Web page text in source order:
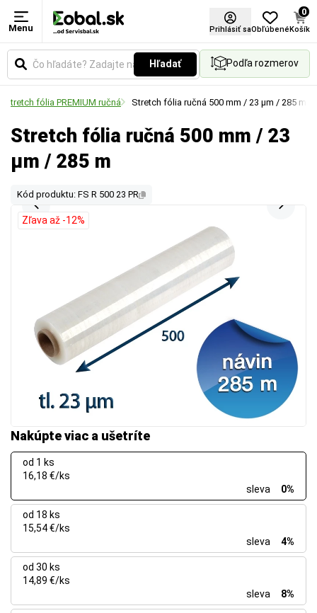
Menu Prihlásiť saObľúbené
0
Košík
Hľadať Podľa rozmerov
Stretch fólia PREMIUM ručná Stretch fólia ručná 500 mm / 23 µm / 285 m
Stretch fólia ručná 500 mm / 23
µm / 285 m
Kód produktu: FS R 500 23 PR
Nakúpte viac a ušetríte
od 1 ks
16,18 €/ks
sleva
0%
od 18 ks
15,54 €/ks
sleva
4%
od 30 ks
14,89 €/ks
sleva
8%
Zľava až -12%